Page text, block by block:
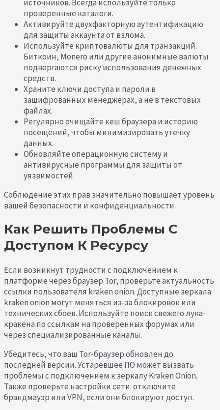
источников. Всегда используйте только
проверенные каталоги.
Активируйте двухфакторную аутентификацию
для защиты аккаунта от взлома.
Используйте криптовалюты для транзакций.
Биткоин, Monero или другие анонимные валюты
подвергаются риску использования денежных
средств.
Храните ключи доступа и пароли в
зашифрованных менеджерах, а не в текстовых
файлах.
Регулярно очищайте кеш браузера и историю
посещений, чтобы минимизировать утечку
данных.
Обновляйте операционную систему и
антивирусные программы для защиты от
уязвимостей.
Соблюдение этих прав значительно повышает уровень
вашей безопасности и конфиденциальности.
Как Решить Проблемы С
Доступом К Ресурсу
Если возникнут трудности с подключением к
платформе через браузер Tor, проверьте актуальность
ссылки пользователя kraken onion. Доступные зеркала
kraken onion могут меняться из-за блокировок или
технических сбоев. Используйте поиск свежего лука-
кракена по ссылкам на проверенных форумах или
через специализированные каналы.
Убедитесь, что ваш Tor-браузер обновлен до
последней версии. Устаревшее ПО может вызвать
проблемы с подключением к зеркалу Kraken Onion.
Также проверьте настройки сети: отключите
брандмауэр или VPN, если они блокируют доступ.